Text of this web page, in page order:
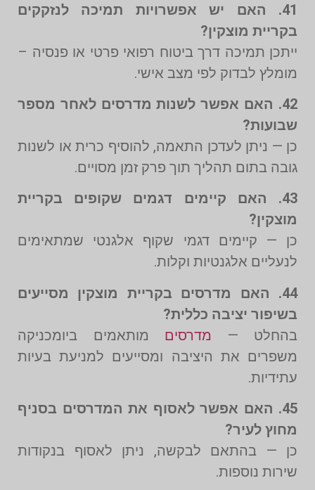
41. האם יש אפשרויות תמיכה לנזקקים
בקריית מוצקין?
ייתכן תמיכה דרך ביטוח רפואי פרטי או פנסיה –
מומלץ לבדוק לפי מצב אישי.
42. האם אפשר לשנות מדרסים לאחר מספר
שבועות?
כן — ניתן לעדכן התאמה, להוסיף כרית או לשנות
גובה בתום תהליך תוך פרק זמן מסויים.
43. האם קיימים דגמים שקופים בקריית
מוצקין?
כן — קיימים דגמי שקוף אלגנטי שמתאימים
לנעליים אלגנטיות וקלות.
44. האם מדרסים בקריית מוצקין מסייעים
בשיפור יציבה כללית?
בהחלט — מדרסים מותאמים ביומכניקה
משפרים את היציבה ומסייעים למניעת בעיות
עתידיות.
45. האם אפשר לאסוף את המדרסים בסניף
מחוץ לעיר?
כן — בהתאם לבקשה, ניתן לאסוף בנקודות
שירות נוספות.